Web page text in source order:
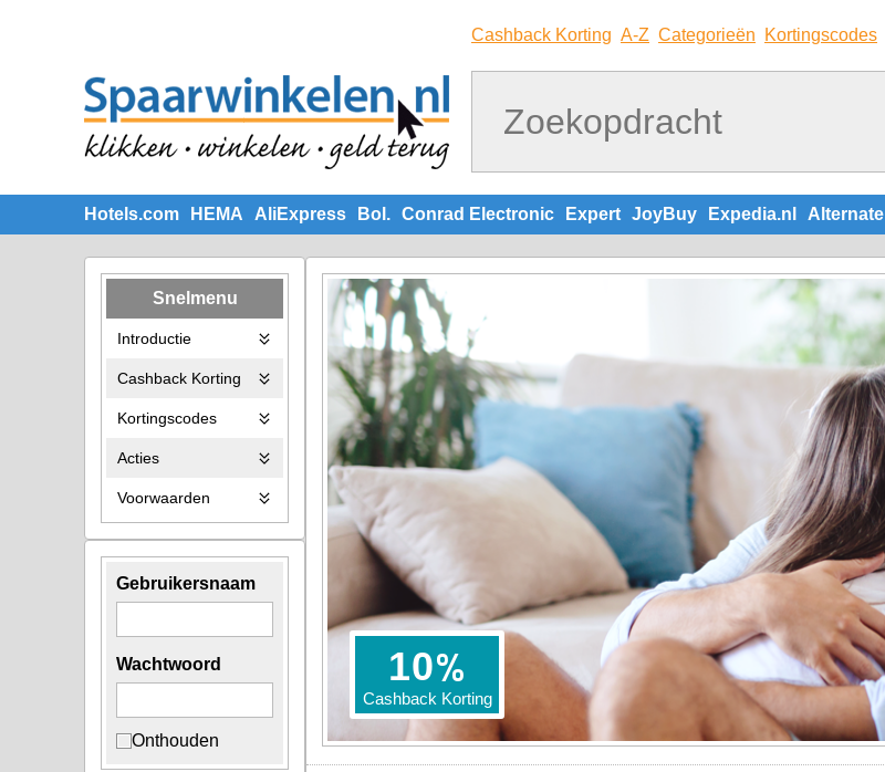
Cashback Korting A-Z Categorieën Kortingscodes
Hotels.com HEMA AliExpress Bol. Conrad Electronic Expert JoyBuy Expedia.nl Alternate
Snelmenu
Introductie
Cashback Korting
Kortingscodes
Acties
Voorwaarden
Gebruikersnaam
Wachtwoord
Onthouden
10%
Cashback Korting